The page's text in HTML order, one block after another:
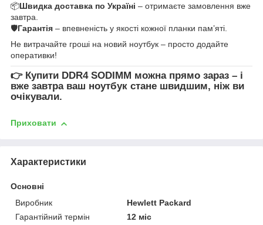
📦Швидка доставка по Україні – отримаєте замовлення вже
завтра.
🛡Гарантія – впевненість у якості кожної планки пам’яті.
Не витрачайте гроші на новий ноутбук – просто додайте
оперативки!
👉 Купити DDR4 SODIMM можна прямо зараз – і
вже завтра ваш ноутбук стане швидшим, ніж ви
очікували.
Приховати
Характеристики
Основні
Виробник
Hewlett Packard
Гарантійний термін
12 міс